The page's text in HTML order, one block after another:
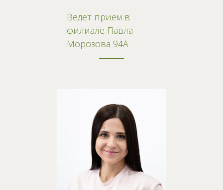
Ведет прием в
филиале Павла-
Морозова 94А